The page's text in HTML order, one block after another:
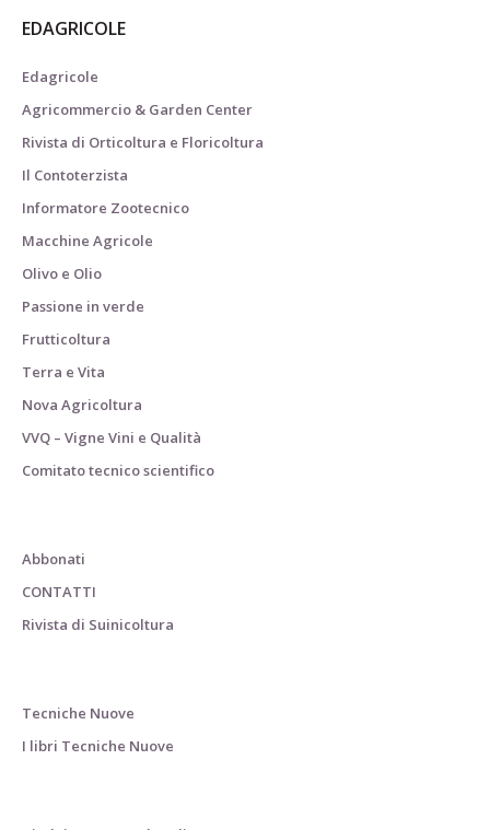
EDAGRICOLE
Edagricole
Agricommercio & Garden Center
Rivista di Orticoltura e Floricoltura
Il Contoterzista
Informatore Zootecnico
Macchine Agricole
Olivo e Olio
Passione in verde
Frutticoltura
Terra e Vita
Nova Agricoltura
VVQ – Vigne Vini e Qualità
Comitato tecnico scientifico
Abbonati
CONTATTI
Rivista di Suinicoltura
Tecniche Nuove
I libri Tecniche Nuove